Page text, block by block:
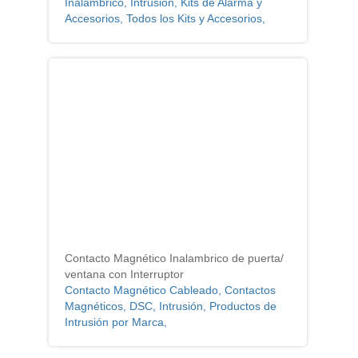
Accesorios, Todos los Kits y Accesorios,
Contacto Magnético Inalambrico de puerta/
ventana con Interruptor
Contacto Magnético Cableado, Contactos
Magnéticos, DSC, Intrusión, Productos de
Intrusión por Marca,